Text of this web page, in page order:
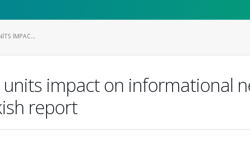
IMPAC...
impact on informational
report